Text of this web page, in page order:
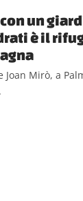
un
è il
Mirò, a